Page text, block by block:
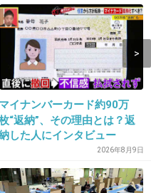
+194 -12
可愛かったね。
-44
マイナンバーカード約90万
“返納”、その理由とは？返
した人にインタビュー
2026年8月9日